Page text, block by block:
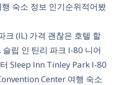
숙소 정보 인기순위적어봤
크 (IL) 가격 괜찮은 호텔 할
립 인 틴리 파크 I-80 니어
Sleep Inn Tinley Park I-80
Center 여행 숙소